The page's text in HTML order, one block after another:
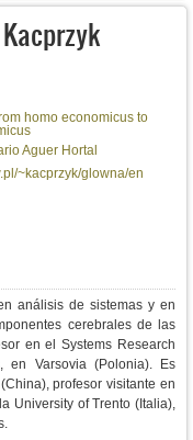
homo economicus to
Aguer Hortal
~kacprzyk/glowna/en
análisis de sistemas y en
cerebrales de las
en el Systems Research
en Varsovia (Polonia). Es
profesor visitante en
University of Trento (Italia),